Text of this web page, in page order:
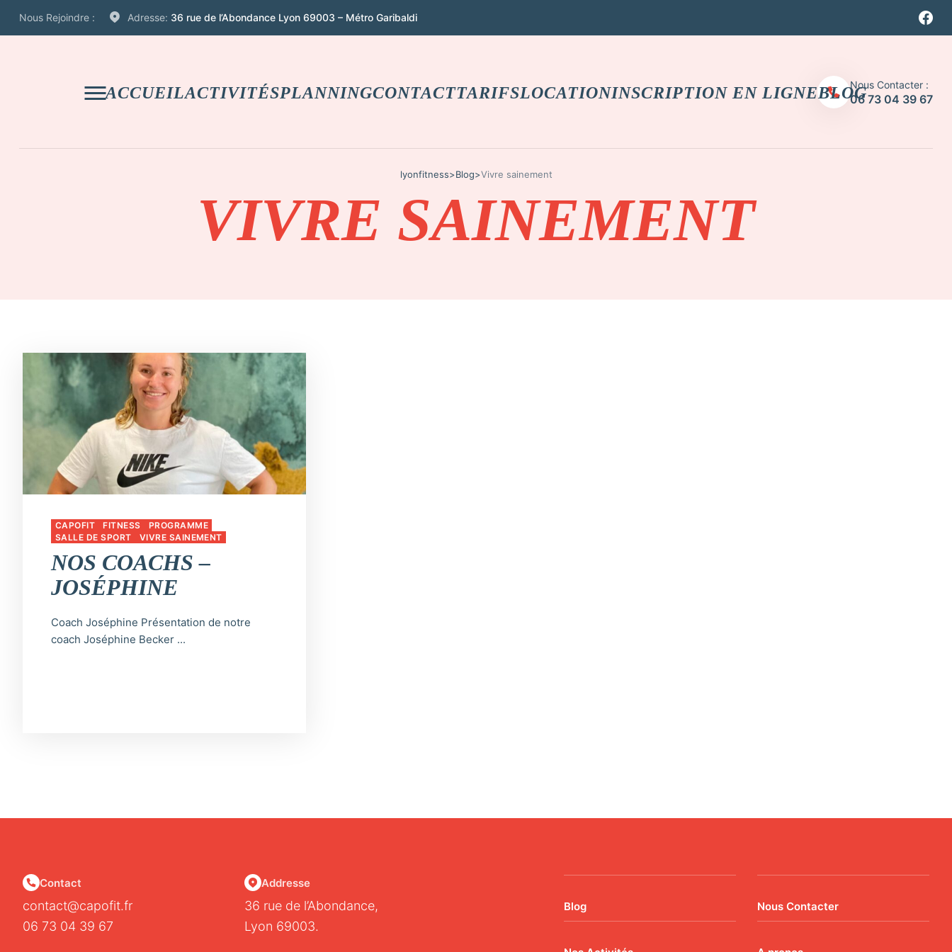
Nous Rejoindre : Adresse: 36 rue de l’Abondance Lyon 69003 – Métro Garibaldi
ACCUEILACTIVITÉSPLANNINGCONTACTTARIFSLOCATIONINSCRIPTION EN LIGNEBLOGNous Contacter :
06 73 04 39 67
lyonfitness>Blog>Vivre sainement
VIVRE SAINEMENT
CAPOFIT FITNESS
PROGRAMME
SALLE DE SPORT
VIVRE SAINEMENT
NOS COACHS –
JOSÉPHINE
Coach Joséphine Présentation de notre
coach Joséphine Becker ...
Contact
contact@capofit.fr
06 73 04 39 67
Addresse
36 rue de l’Abondance,
Lyon 69003.
Blog Nous Contacter